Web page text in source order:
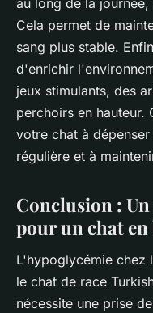
au long de la
Cela permet de
sang plus stable.
d'enrichir
jeux stimulants, des
perchoirs en hauteur.
votre chat à
régulière et à
Conclusion :
pour un chat en
L'hypoglycémie chez
le chat de race
nécessite une prise